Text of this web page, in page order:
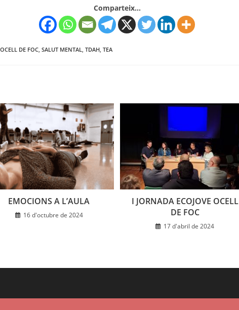
Comparteix...
OCELL DE FOC, SALUT MENTAL, TDAH, TEA
EMOCIONS A L’AULA
16 d'octubre de 2024
I JORNADA ECOJOVE OCELL
DE FOC
17 d'abril de 2024